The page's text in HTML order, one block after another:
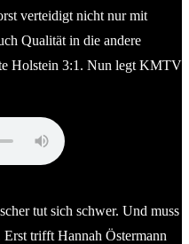
verteidigt nicht nur mit
Qualität in die andere
Holstein 3:1. Nun legt KMTV
tut sich schwer. Und muss
trifft Hannah Östermann